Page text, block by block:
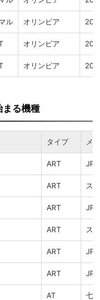
ル オリンピア
オリンピア
オリンピア
まる機種
タイプ メ
ART JPS
ART ス
ART JPS
ART ス
ART JPS
ART JPS
AT 七匠